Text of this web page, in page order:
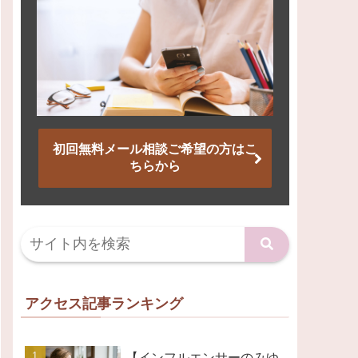
初回無料メール相談ご希望の方はこ
ちらから
アクセス記事ランキング